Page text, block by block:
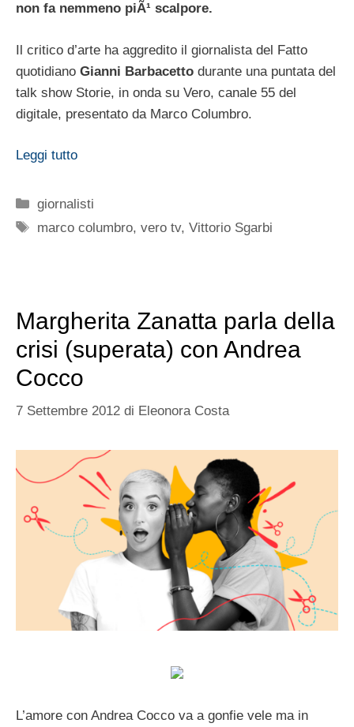
non fa nemmeno piÃ¹ scalpore.
Il critico d’arte ha aggredito il giornalista del Fatto
quotidiano Gianni Barbacetto durante una puntata del
talk show Storie, in onda su Vero, canale 55 del
digitale, presentato da Marco Columbro.
Leggi tutto
Categorie
giornalisti
Tag
marco columbro,vero tv,Vittorio Sgarbi
Margherita Zanatta parla della
crisi (superata) con Andrea
Cocco
7 Settembre 2012 di Eleonora Costa
L’amore con Andrea Cocco va a gonfie vele ma in